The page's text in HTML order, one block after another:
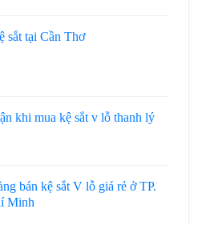
sắt tại Cần Thơ
khi mua kệ sắt v lỗ thanh lý
bán kệ sắt V lỗ giá rẻ ở TP.
Minh